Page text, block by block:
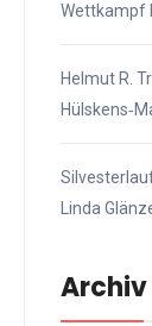
Wettkampf
Helmut R.
Linda
Archiv